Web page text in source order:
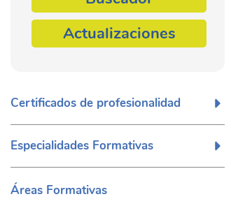
Actualizaciones
Certificados de profesionalidad
Especialidades Formativas
Áreas Formativas